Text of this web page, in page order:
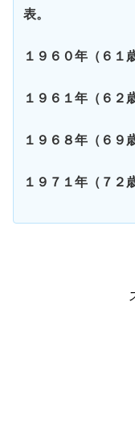
表。
１９６０年（６１
１９６１年（６２
１９６８年（６９
１９７１年（７２